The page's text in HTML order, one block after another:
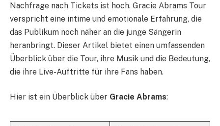
Nachfrage nach Tickets ist hoch. Gracie Abrams Tour
verspricht eine intime und emotionale Erfahrung, die
das Publikum noch näher an die junge Sängerin
heranbringt. Dieser Artikel bietet einen umfassenden
Überblick über die Tour, ihre Musik und die Bedeutung,
die ihre Live-Auftritte für ihre Fans haben.
Hier ist ein Überblick über Gracie Abrams: